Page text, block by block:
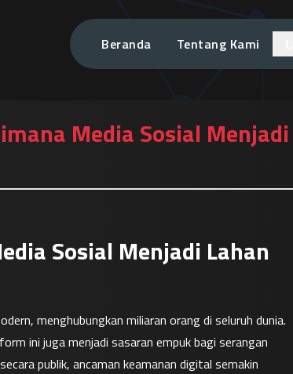
Beranda Tentang Kami
Media Sosial
Sosial Menjadi Lahan
menghubungkan miliaran orang di seluruh dunia.
ini juga menjadi sasaran empuk bagi serangan
publik, ancaman keamanan digital semakin